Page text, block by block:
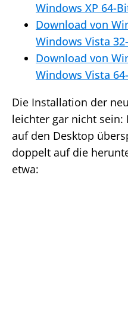
Windows XP 64-
Download von
Windows Vista
Download von
Windows Vista
Die Installation der
leichter gar nicht sein:
auf den Desktop
doppelt auf die
etwa: